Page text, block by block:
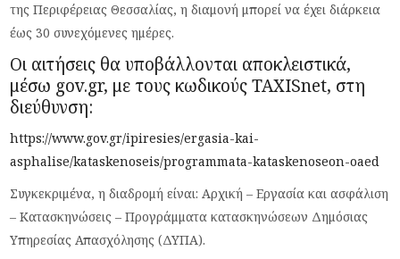
της Περιφέρειας Θεσσαλίας, η διαμονή μπορεί να έχει διάρκεια
έως 30 συνεχόμενες ημέρες.
Οι αιτήσεις θα υποβάλλονται αποκλειστικά,
μέσω gov.gr, με τους κωδικούς TAXISnet, στη
διεύθυνση:
https://www.gov.gr/ipiresies/ergasia-kai-
asphalise/kataskenoseis/programmata-kataskenoseon-oaed
Συγκεκριμένα, η διαδρομή είναι: Αρχική – Εργασία και ασφάλιση
– Κατασκηνώσεις – Προγράμματα κατασκηνώσεων Δημόσιας
Υπηρεσίας Απασχόλησης (ΔΥΠΑ).